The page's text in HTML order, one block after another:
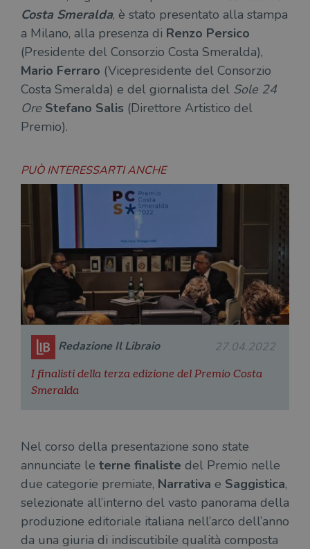
Costa Smeralda, è stato presentato alla stampa
a Milano, alla presenza di Renzo Persico
(Presidente del Consorzio Costa Smeralda),
Mario Ferraro (Vicepresidente del Consorzio
Costa Smeralda) e del giornalista del Sole 24
Ore Stefano Salis (Direttore Artistico del
Premio).
PUÒ INTERESSARTI ANCHE
Redazione Il Libraio 27.04.2022
I finalisti della terza edizione del Premio Costa
Smeralda
Nel corso della presentazione sono state
annunciate le terne finaliste del Premio nelle
due categorie premiate, Narrativa e Saggistica,
selezionate all’interno del vasto panorama della
produzione editoriale italiana nell’arco dell’anno
da una giuria di indiscutibile qualità composta